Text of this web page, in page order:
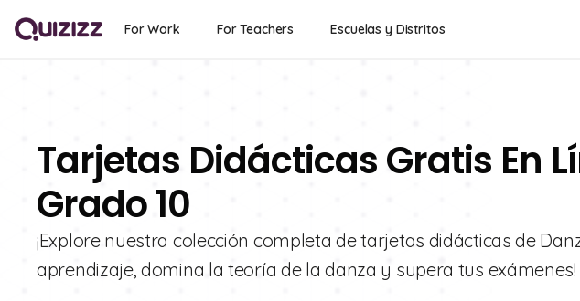
For Work For Teachers Escuelas y Distritos
Tarjetas Didácticas Gratis En
Grado 10
¡Explore nuestra colección completa de tarjetas didácticas de
aprendizaje, domina la teoría de la danza y supera tus exámenes!